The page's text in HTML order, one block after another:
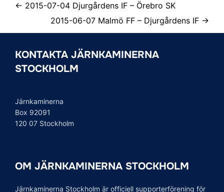
← 2015-07-04 Djurgårdens IF – Örebro SK
2015-06-07 Malmö FF – Djurgårdens IF →
KONTAKTA JÄRNKAMINERNA
STOCKHOLM
Järnkaminerna
Box 92091
120 07 Stockholm
OM JÄRNKAMINERNA STOCKHOLM
Järnkaminerna Stockholm är officiell supporterförening för